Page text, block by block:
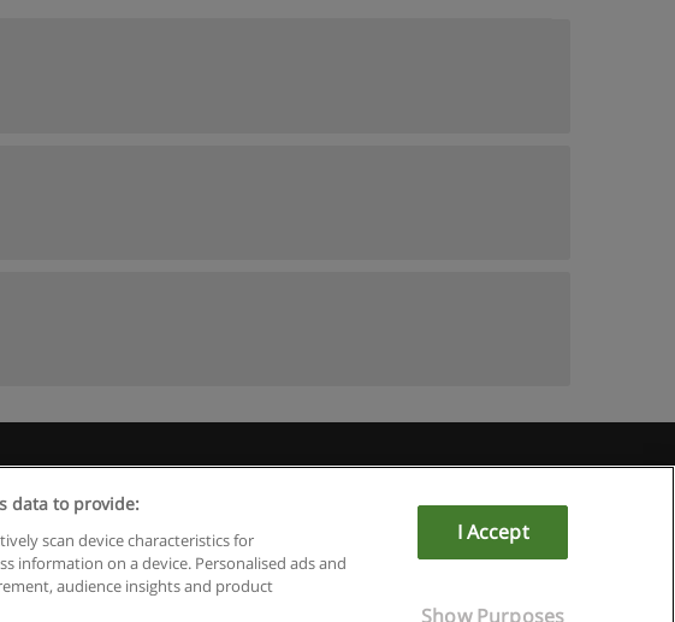
data to provide:
scan device characteristics for
information on a device. Personalised ads and
audience insights and product
I Accept
Show Purposes